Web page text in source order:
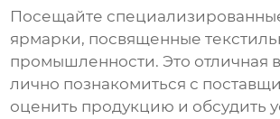
Посещайте
ярмарки, посвященные
промышленности. Это отличная
лично познакомиться с
оценить продукцию и обсудить